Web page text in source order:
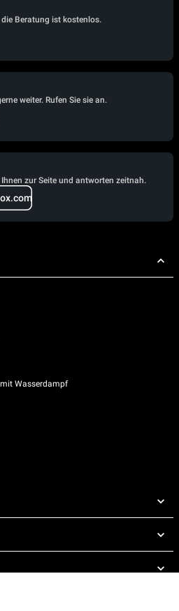
die Beratung ist kostenlos.
weiter. Rufen Sie sie an.
zur Seite und antworten zeitnah.
Wasserdampf